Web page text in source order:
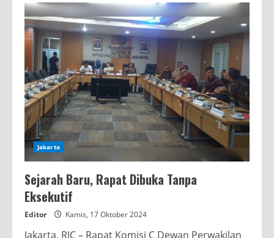
Segera
Definitifkan
Pejabat
Pelaksana
Tugas
Jakarta
Sejarah Baru, Rapat Dibuka Tanpa
Eksekutif
Editor Kamis, 17 Oktober 2024
Jakarta, RIC – Rapat Komisi C Dewan Perwakilan